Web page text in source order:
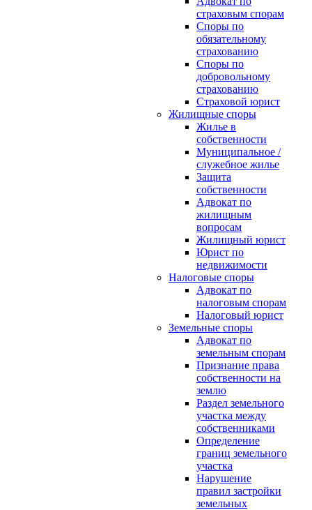
страховым спорам
Споры по
обязательному
страхованию
Споры по
добровольному
страхованию
Страховой юрист
Жилищные споры
Жилье в
собственности
Муниципальное /
служебное жилье
Защита
собственности
Адвокат по
жилищным
вопросам
Жилищный юрист
Юрист по
недвижимости
Налоговые споры
Адвокат по
налоговым спорам
Налоговый юрист
Земельные споры
Адвокат по
земельным спорам
Признание права
собственности на
землю
Раздел земельного
участка между
собственниками
Определение
границ земельного
участка
Нарушение
правил застройки
земельных